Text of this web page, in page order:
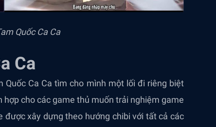
Quốc Ca Ca
Ca
Ca Ca tìm cho mình một lối đi riêng biệt
cho các game thủ muốn trải nghiệm game
xây dựng theo hướng chibi với tất cả các